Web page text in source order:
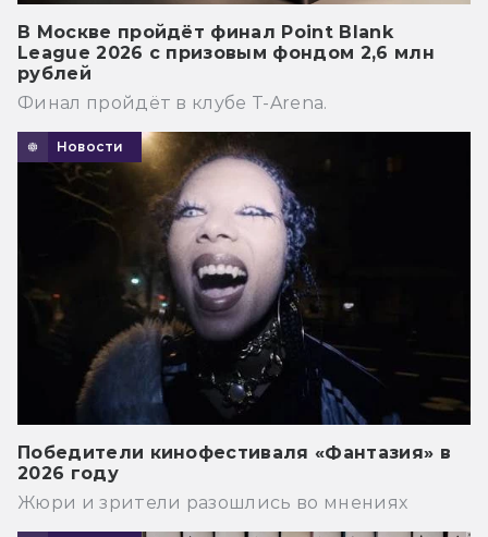
В Москве пройдёт финал Point Blank
League 2026 с призовым фондом 2,6 млн
рублей
Финал пройдёт в клубе T-Arena.
Новости
Победители кинофестиваля «Фантазия» в
2026 году
Жюри и зрители разошлись во мнениях